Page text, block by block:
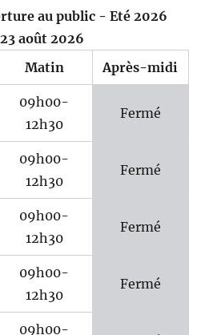
au public - Eté 2026
août 2026
Matin
Après-midi
09h00-
12h30
Fermé
09h00-
12h30
Fermé
09h00-
12h30
Fermé
09h00-
12h30
Fermé
09h00-